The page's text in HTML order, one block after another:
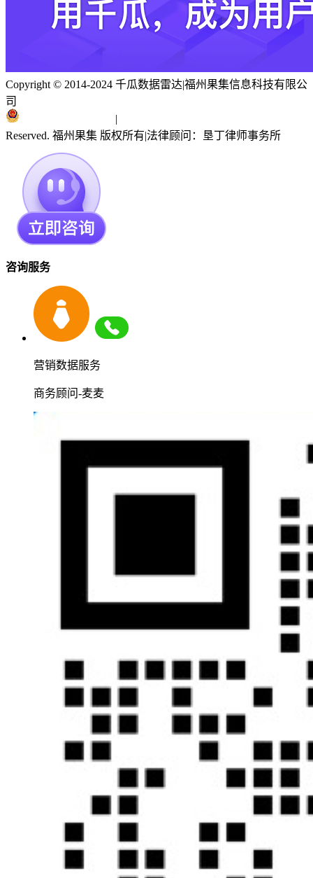
Copyright © 2014-2024 千瓜数据雷达|福州果集信息科技有限公
司
|
Reserved. 福州果集 版权所有|法律顾问：垦丁律师事务所
咨询服务
营销数据服务
商务顾问-麦麦